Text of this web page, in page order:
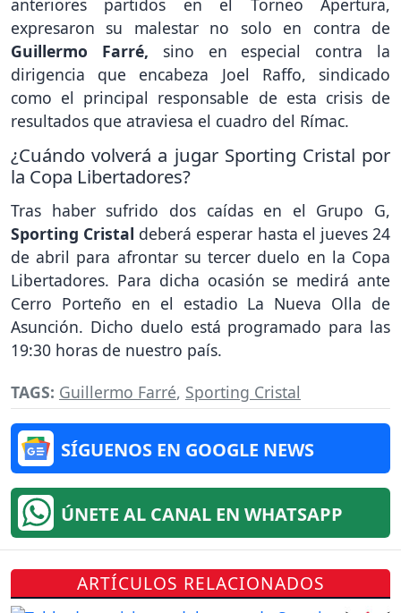
anteriores partidos en el Torneo Apertura,
expresaron su malestar no solo en contra de
Guillermo Farré, sino en especial contra la
dirigencia que encabeza Joel Raffo, sindicado
como el principal responsable de esta crisis de
resultados que atraviesa el cuadro del Rímac.
¿Cuándo volverá a jugar Sporting Cristal por
la Copa Libertadores?
Tras haber sufrido dos caídas en el Grupo G,
Sporting Cristal deberá esperar hasta el jueves 24
de abril para afrontar su tercer duelo en la Copa
Libertadores. Para dicha ocasión se medirá ante
Cerro Porteño en el estadio La Nueva Olla de
Asunción. Dicho duelo está programado para las
19:30 horas de nuestro país.
TAGS: Guillermo Farré, Sporting Cristal
SÍGUENOS EN GOOGLE NEWS
ÚNETE AL CANAL EN WHATSAPP
ARTÍCULOS RELACIONADOS